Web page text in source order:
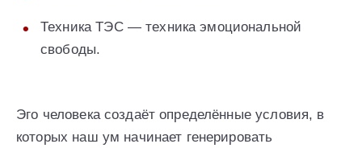
Техника ТЭС — техника эмоциональной
свободы.
Эго человека создаёт определённые условия, в
которых наш ум начинает генерировать